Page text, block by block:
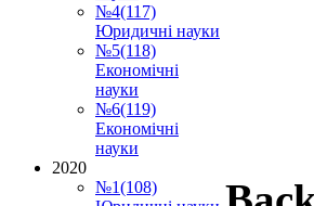
№4(117)
Юридичні науки
№5(118)
Економічні
науки
№6(119)
Економічні
науки
2020
№1(108)